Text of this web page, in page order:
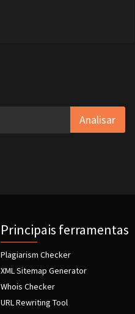
Analisar
Principais ferramentas
Plagiarism Checker
XML Sitemap Generator
Whois Checker
URL Rewriting Tool